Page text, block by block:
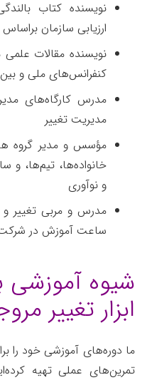
نویسنده کتاب
ارزیابی سازمان براساس
نویسنده مقالات علمی
کنفرانس‌های ملی و
مدرس کارگاه‌های
مدیریت تغییر
مؤسس و مدیر گروه
خانواده‌ها، تیم‌ها، و
و نوآوری
ساعت آموزش در
شیوه آموزشی
ابزار تغییر
ما دوره‌های آموزشی خود را
تمرین‌های عملی تهیه